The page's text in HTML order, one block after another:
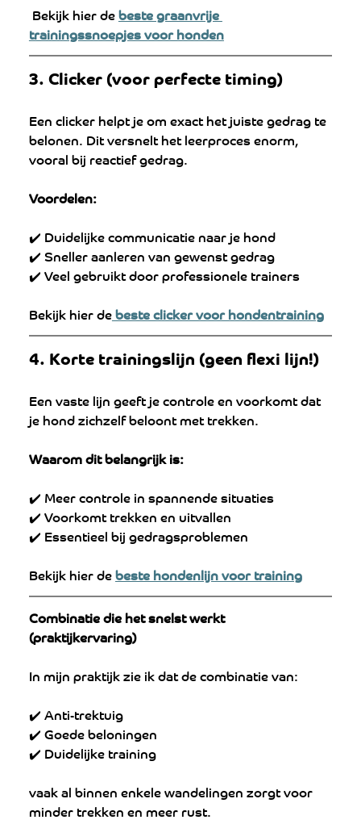
Bekijk hier de beste graanvrije
trainingssnoepjes voor honden
3. Clicker (voor perfecte timing)
Een clicker helpt je om exact het juiste gedrag te
belonen. Dit versnelt het leerproces enorm,
vooral bij reactief gedrag.
Voordelen:
✔️ Duidelijke communicatie naar je hond
✔️ Sneller aanleren van gewenst gedrag
✔️ Veel gebruikt door professionele trainers
Bekijk hier de beste clicker voor hondentraining
4. Korte trainingslijn (geen flexi lijn!)
Een vaste lijn geeft je controle en voorkomt dat
je hond zichzelf beloont met trekken.
Waarom dit belangrijk is:
✔️ Meer controle in spannende situaties
✔️ Voorkomt trekken en uitvallen
✔️ Essentieel bij gedragsproblemen
Bekijk hier de beste hondenlijn voor training
Combinatie die het snelst werkt
(praktijkervaring)
In mijn praktijk zie ik dat de combinatie van:
✔️ Anti-trektuig
✔️ Goede beloningen
✔️ Duidelijke training
vaak al binnen enkele wandelingen zorgt voor
minder trekken en meer rust.